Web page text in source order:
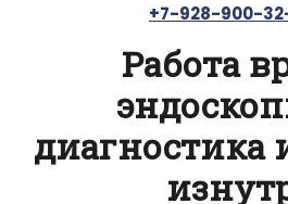
+7-928-900-
Работа
диагностика